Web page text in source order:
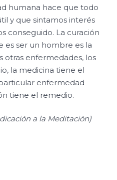
humana hace que todo
y que sintamos interés
conseguido. La curación
es ser un hombre es la
otras enfermedades, los
la medicina tiene el
enfermedad
tiene el remedio.
a la Meditación)